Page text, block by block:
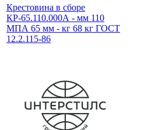
Крестовина в сборе
КР-65.110.000А - мм 110
МПА 65 мм - кг 68 кг ГОСТ
12.2.115-86